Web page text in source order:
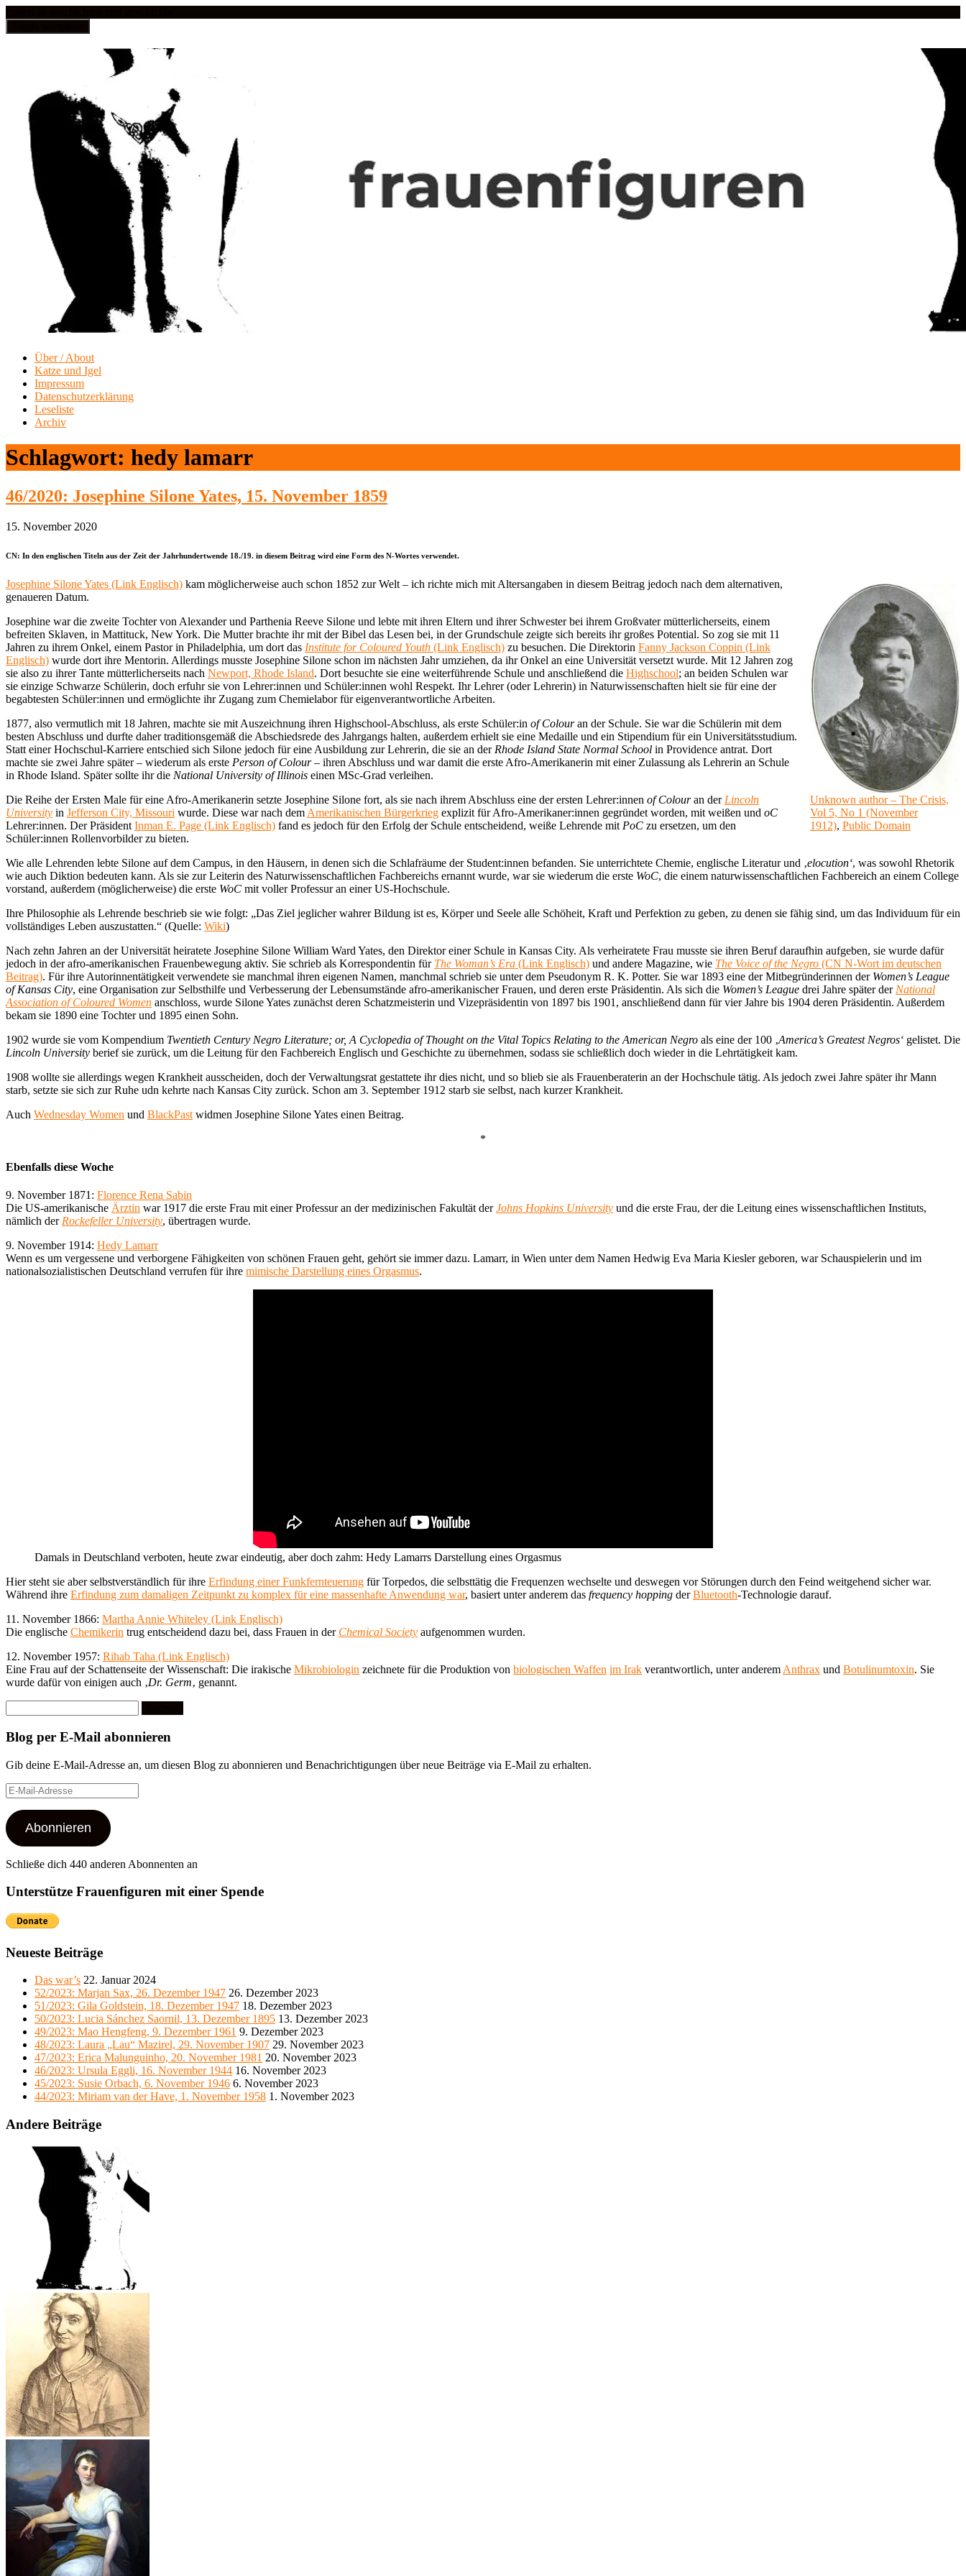
Über / About
Katze und Igel
Impressum
Datenschutzerklärung
Leseliste
Archiv
Schlagwort: hedy lamarr
46/2020: Josephine Silone Yates, 15. November 1859
15. November 2020
CN: In den englischen Titeln aus der Zeit der Jahrhundertwende 18./19. in diesem Beitrag wird eine Form des N-Wortes verwendet.
Unknown author – The Crisis,
Vol 5, No 1 (November
1912), Public Domain
Josephine Silone Yates (Link Englisch) kam möglicherweise auch schon 1852 zur Welt – ich richte mich mit Altersangaben in diesem Beitrag jedoch nach dem alternativen,
genaueren Datum.
Josephine war die zweite Tochter von Alexander und Parthenia Reeve Silone und lebte mit ihren Eltern und ihrer Schwester bei ihrem Großvater mütterlicherseits, einem
befreiten Sklaven, in Mattituck, New York. Die Mutter brachte ihr mit der Bibel das Lesen bei, in der Grundschule zeigte sich bereits ihr großes Potential. So zog sie mit 11
Jahren zu ihrem Onkel, einem Pastor in Philadelphia, um dort das Institute for Coloured Youth (Link Englisch) zu besuchen. Die Direktorin Fanny Jackson Coppin (Link
Englisch) wurde dort ihre Mentorin. Allerdings musste Josephine Silone schon im nächsten Jahr umziehen, da ihr Onkel an eine Universität versetzt wurde. Mit 12 Jahren zog
sie also zu ihrer Tante mütterlicherseits nach Newport, Rhode Island. Dort besuchte sie eine weiterführende Schule und anschließend die Highschool; an beiden Schulen war
sie einzige Schwarze Schülerin, doch erfuhr sie von Lehrer:innen und Schüler:innen wohl Respekt. Ihr Lehrer (oder Lehrerin) in Naturwissenschaften hielt sie für eine der
begabtesten Schüler:innen und ermöglichte ihr Zugang zum Chemielabor für eigenverantwortliche Arbeiten.
1877, also vermutlich mit 18 Jahren, machte sie mit Auszeichnung ihren Highschool-Abschluss, als erste Schüler:in of Colouran der Schule. Sie war die Schülerin mit dem
besten Abschluss und durfte daher traditionsgemäß die Abschiedsrede des Jahrgangs halten, außerdem erhielt sie eine Medaille und ein Stipendium für ein Universitätsstudium.
Statt einer Hochschul-Karriere entschied sich Silone jedoch für eine Ausbildung zur Lehrerin, die sie an der Rhode Island State Normal School in Providence antrat. Dort
machte sie zwei Jahre später – wiederum als erste Person of Colour– ihren Abschluss und war damit die erste Afro-Amerikanerin mit einer Zulassung als Lehrerin an Schule
in Rhode Island. Später sollte ihr die National University of Illinois einen MSc-Grad verleihen.
Die Reihe der Ersten Male für eine Afro-Amerikanerin setzte Josephine Silone fort, als sie nach ihrem Abschluss eine der ersten Lehrer:innen of Colouran der Lincoln
University in Jefferson City, Missouri wurde. Diese war nach dem Amerikanischen Bürgerkrieg explizit für Afro-Amerikaner:innen gegründet worden, mit weißen und oC
Lehrer:innen. Der Präsident Inman E. Page (Link Englisch) fand es jedoch für den Erfolg der Schule entscheidend, weiße Lehrende mit PoC zu ersetzen, um den
Schüler:innen Rollenvorbilder zu bieten.
Wie alle Lehrenden lebte Silone auf dem Campus, in den Häusern, in denen sich die Schlafräume der Student:innen befanden. Sie unterrichtete Chemie, englische Literatur und ‚elocution‘, was sowohl Rhetorik
wie auch Diktion bedeuten kann. Als sie zur Leiterin des Naturwissenschaftlichen Fachbereichs ernannt wurde, war sie wiederum die erste WoC, die einem naturwissenschaftlichen Fachbereich an einem College
vorstand, außerdem (möglicherweise) die erste WoC mit voller Professur an einer US-Hochschule.
Ihre Philosophie als Lehrende beschrieb sie wie folgt: „Das Ziel jeglicher wahrer Bildung ist es, Körper und Seele alle Schöheit, Kraft und Perfektion zu geben, zu denen sie fähig sind, um das Individuum für ein
vollständiges Leben auszustatten.“ (Quelle: Wiki)
Nach zehn Jahren an der Universität heiratete Josephine Silone William Ward Yates, den Direktor einer Schule in Kansas City. Als verheiratete Frau musste sie ihren Beruf daraufhin aufgeben, sie wurde dafür
jedoch in der afro-amerikanischen Frauenbewegung aktiv. Sie schrieb als Korrespondentin für The Woman’s Era (Link Englisch) und andere Magazine, wie The Voice of the Negro (CN N-Wort im deutschen
Beitrag). Für ihre Autorinnentätigkeit verwendete sie manchmal ihren eigenen Namen, manchmal schrieb sie unter dem Pseudonym R. K. Potter. Sie war 1893 eine der Mitbegründerinnen der Women’s League
of Kansas City, eine Organisation zur Selbsthilfe und Verbesserung der Lebensumstände afro-amerikanischer Frauen, und deren erste Präsidentin. Als sich die Women’s League drei Jahre später der National
Association of Coloured Women anschloss, wurde Silone Yates zunächst deren Schatzmeisterin und Vizepräsidentin von 1897 bis 1901, anschließend dann für vier Jahre bis 1904 deren Präsidentin. Außerdem
bekam sie 1890 eine Tochter und 1895 einen Sohn.
1902 wurde sie vom Kompendium Twentieth Century Negro Literature; or, A Cyclopedia of Thought on the Vital Topics Relating to the American Negro als eine der 100 ‚America’s Greatest Negros‘ gelistet. Die
Lincoln University berief sie zurück, um die Leitung für den Fachbereich Englisch und Geschichte zu übernehmen, sodass sie schließlich doch wieder in die Lehrtätigkeit kam.
1908 wollte sie allerdings wegen Krankheit ausscheiden, doch der Verwaltungsrat gestattete ihr dies nicht, und so blieb sie als Frauenberaterin an der Hochschule tätig. Als jedoch zwei Jahre später ihr Mann
starb, setzte sie sich zur Ruhe udn kehrte nach Kansas City zurück. Schon am 3. September 1912 starb sie selbst, nach kurzer Krankheit.
Auch Wednesday Women und BlackPast widmen Josephine Silone Yates einen Beitrag.
*
Ebenfalls diese Woche
9. November 1871: Florence Rena Sabin
Die US-amerikanische Ärztin war 1917 die erste Frau mit einer Professur an der medizinischen Fakultät derJohns Hopkins University und die erste Frau, der die Leitung eines wissenschaftlichen Instituts,
nämlich der Rockefeller University, übertragen wurde.
9. November 1914: Hedy Lamarr
Wenn es um vergessene und verborgene Fähigkeiten von schönen Frauen geht, gehört sie immer dazu. Lamarr, in Wien unter dem Namen Hedwig Eva Maria Kiesler geboren, war Schauspielerin und im
nationalsozialistischen Deutschland verrufen für ihre mimische Darstellung eines Orgasmus.
Damals in Deutschland verboten, heute zwar eindeutig, aber doch zahm: Hedy Lamarrs Darstellung eines Orgasmus
Hier steht sie aber selbstverständlich für ihre Erfindung einer Funkfernteuerung für Torpedos, die selbsttätig die Frequenzen wechselte und deswegen vor Störungen durch den Feind weitgehend sicher war.
Während ihre Erfindung zum damaligen Zeitpunkt zu komplex für eine massenhafte Anwendung war, basiert unter anderem das frequency hopping derBluetooth-Technologie darauf.
11. November 1866: Martha Annie Whiteley (Link Englisch)
Die englische Chemikerin trug entscheidend dazu bei, dass Frauen in der Chemical Society aufgenommen wurden.
12. November 1957: Rihab Taha (Link Englisch)
Eine Frau auf der Schattenseite der Wissenschaft: Die irakische Mikrobiologin zeichnete für die Produktion von biologischen Waffen im Irak verantwortlich, unter anderem Anthrax und Botulinumtoxin. Sie
wurde dafür von einigen auch ‚Dr. Germ‚ genannt.
nach:
Blog per E-Mail abonnieren
Gib deine E-Mail-Adresse an, um diesen Blog zu abonnieren und Benachrichtigungen über neue Beiträge via E-Mail zu erhalten.
E-
Mail-
Adresse
Abonnieren
Schließe dich 440 anderen Abonnenten an
Unterstütze Frauenfiguren mit einer Spende
Neueste Beiträge
Das war’s 22. Januar 2024
52/2023: Marjan Sax, 26. Dezember 1947 26. Dezember 2023
51/2023: Gila Goldstein, 18. Dezember 1947 18. Dezember 2023
50/2023: Lucia Sánchez Saornil, 13. Dezember 1895 13. Dezember 2023
49/2023: Mao Hengfeng, 9. Dezember 1961 9. Dezember 2023
48/2023: Laura „Lau“ Mazirel, 29. November 1907 29. November 2023
47/2023: Erica Malunguinho, 20. November 1981 20. November 2023
46/2023: Ursula Eggli, 16. November 1944 16. November 2023
45/2023: Susie Orbach, 6. November 1946 6. November 2023
44/2023: Miriam van der Have, 1. November 1958 1. November 2023
Andere Beiträge